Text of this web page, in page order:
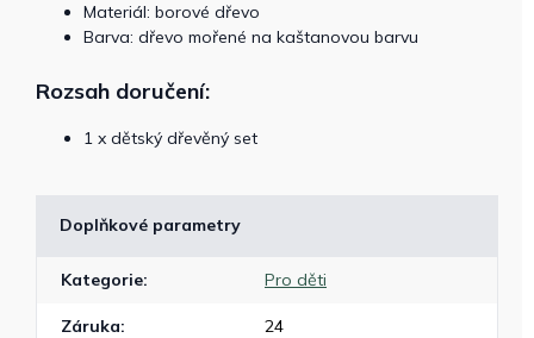
Materiál: borové dřevo
Barva: dřevo mořené na kaštanovou barvu
Rozsah doručení:
1 x dětský dřevěný set
Doplňkové parametry
Kategorie: Pro děti
Záruka: 24